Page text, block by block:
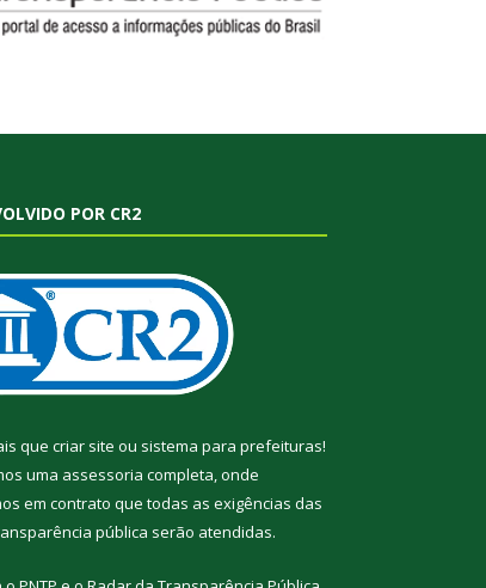
POR CR2
que criar site ou sistema para prefeituras!
uma assessoria completa, onde
em contrato que todas as exigências das
pública serão atendidas.